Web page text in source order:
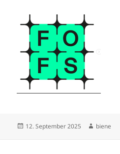
Veröffentlicht
12. September 2025 Autor
biene